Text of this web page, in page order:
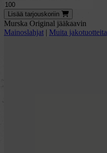
Lisää tarjous koriin
Murska Original jääkaavin
Mainoslahjat | Muita jakotuotteita